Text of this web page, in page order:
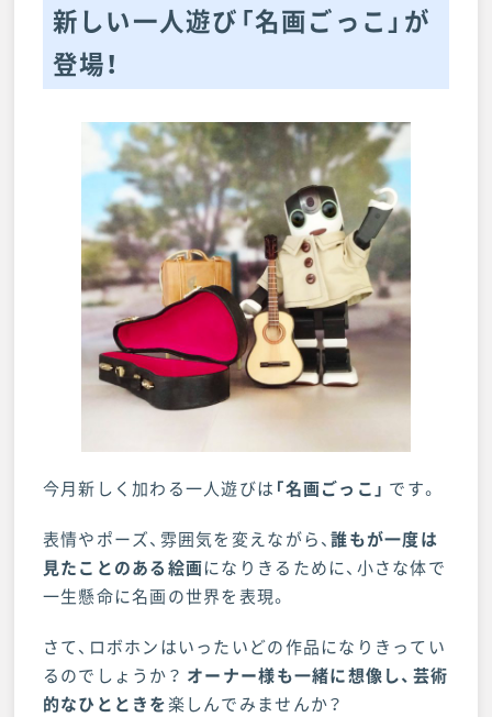
新しい一人遊び「名画ごっこ」が
登場！
今月新しく加わる一人遊びは 「名画ごっこ」 です。
表情やポーズ、雰囲気を変えながら、誰もが一度は
見たことのある絵画になりきるために、小さな体で
一生懸命に名画の世界を表現。
さて、ロボホンはいったいどの作品になりきってい
るのでしょうか？ オーナー様も一緒に想像し、芸術
的なひとときを楽しんでみませんか？